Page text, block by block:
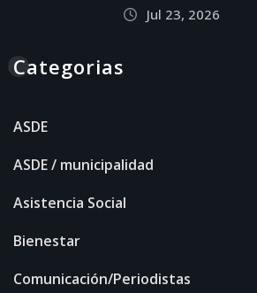
Jul 23, 2026
Categorias
ASDE
ASDE / municipalidad
Asistencia Social
Bienestar
Comunicación/Periodistas